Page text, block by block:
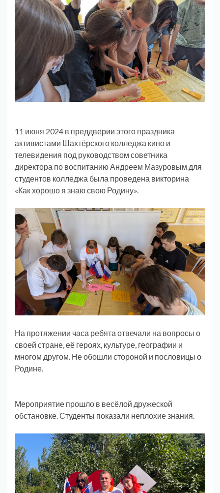
11 июня 2024 в преддверии этого праздника
активистами Шахтёрского колледжа кино и
телевидения под руководством советника
директора по воспитанию Андреем Мазуровым для
студентов колледжа была проведена викторина
«Как хорошо я знаю свою Родину».
На протяжении часа ребята отвечали на вопросы о
своей стране, её героях, культуре, географии и
многом другом. Не обошли стороной и пословицы о
Родине.
Мероприятие прошло в весёлой дружеской
обстановке. Студенты показали неплохие знания.